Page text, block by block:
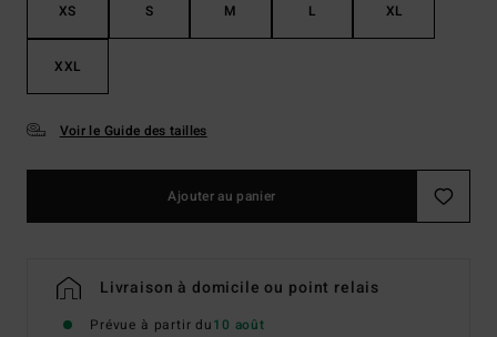
XS S M L XL
XXL
Voir le Guide des tailles
Ajouter au panier
Livraison à domicile ou point relais
Prévue à partir du10 août